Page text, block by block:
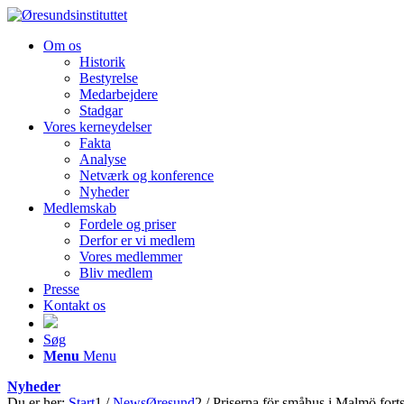
Om os
Historik
Bestyrelse
Medarbejdere
Stadgar
Vores kerneydelser
Fakta
Analyse
Netværk og konference
Nyheder
Medlemskab
Fordele og priser
Derfor er vi medlem
Vores medlemmer
Bliv medlem
Presse
Kontakt os
Søg
Menu Menu
Nyheder